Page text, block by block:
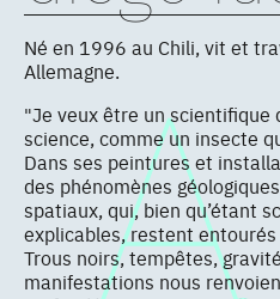
Né en 1996 au Chili, vit et
Allemagne.
"Je veux être un scientifique
science, comme un insecte
Dans ses peintures et
des phénomènes
spatiaux, qui, bien qu’étant
explicables, restent
Trous noirs, tempêtes,
manifestations nous